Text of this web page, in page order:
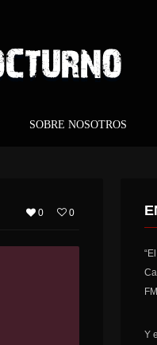
SOBRE NOSOTROS
0 0
Y